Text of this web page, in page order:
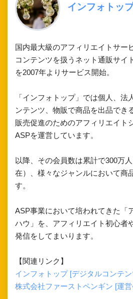
インフォトッ
国内最大級のアフィリエイトサー
コンテンツを扱うネット通販サイ
を2007年よりサービス開始。
「インフォトップ」では個人、法
ンテンツ、物販で商品を出品でき
販売促進のためのアフィリエイト
ASPを運営しています。
以降、その会員数は累計で300万
在）、様々なジャンルにおいて商
す。
ASP事業において培われてきた「
ハウ」を、アフィリエイト初心者
発信をしてまいります。
【関連リンク】
インフォトップ [デジタルコンテ
株式会社ファーストペンギン [運